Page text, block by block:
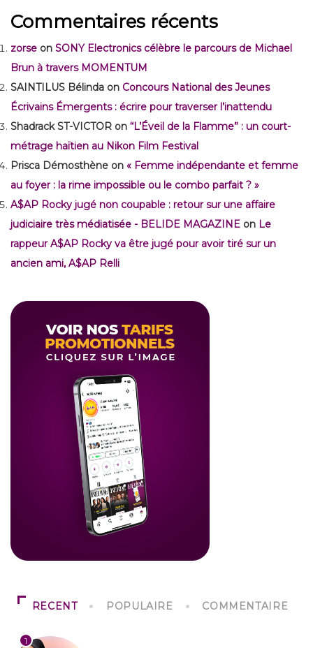
Commentaires récents
zorse on SONY Electronics célèbre le parcours de Michael
Brun à travers MOMENTUM
SAINTILUS Bélinda on Concours National des Jeunes
Écrivains Émergents : écrire pour traverser l’inattendu
Shadrack ST-VICTOR on “L’Éveil de la Flamme” : un court-
métrage haïtien au Nikon Film Festival
Prisca Démosthène on « Femme indépendante et femme
au foyer : la rime impossible ou le combo parfait ? »
A$AP Rocky jugé non coupable : retour sur une affaire
judiciaire très médiatisée - BELIDE MAGAZINE on Le
rappeur A$AP Rocky va être jugé pour avoir tiré sur un
ancien ami, A$AP Relli
RECENT POPULAIRE COMMENTAIRE
1